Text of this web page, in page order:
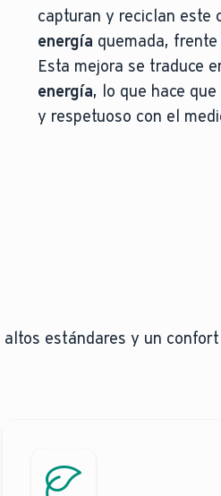
capturan y reciclan este
energía quemada,
Esta mejora se traduce
energía, lo que hace
y respetuoso con el
altos estándares y un confort